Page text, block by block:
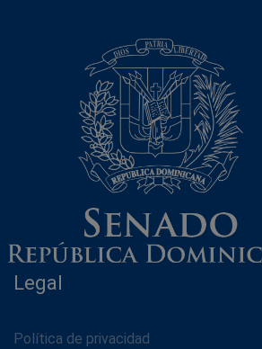
Legal
Política de privacidad